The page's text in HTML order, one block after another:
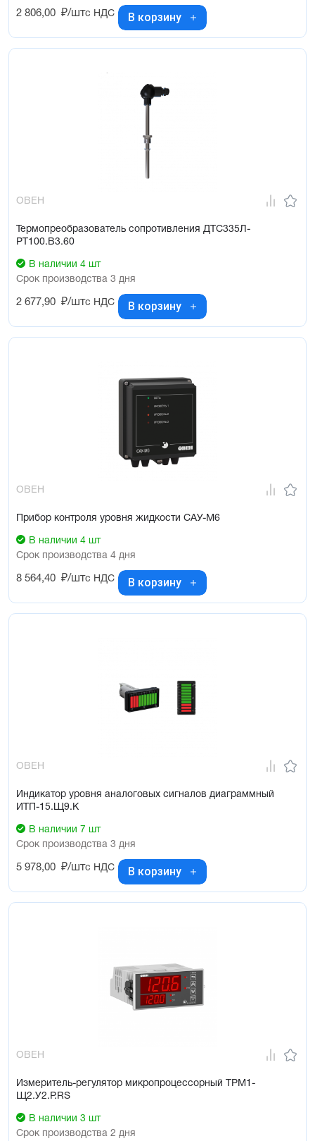
2 806,00 ₽/штс НДС В корзину
ОВЕН
Термопреобразователь сопротивления ДТС335Л-
РТ100.В3.60
В наличии 4 шт
Срок производства 3 дня
2 677,90 ₽/штс НДС В корзину
ОВЕН
Прибор контроля уровня жидкости САУ-М6
В наличии 4 шт
Срок производства 4 дня
8 564,40 ₽/штс НДС В корзину
ОВЕН
Индикатор уровня аналоговых сигналов диаграммный
ИТП-15.Щ9.К
В наличии 7 шт
Срок производства 3 дня
5 978,00 ₽/штс НДС В корзину
ОВЕН
Измеритель-регулятор микропроцессорный ТРМ1-
Щ2.У2.Р.RS
В наличии 3 шт
Срок производства 2 дня